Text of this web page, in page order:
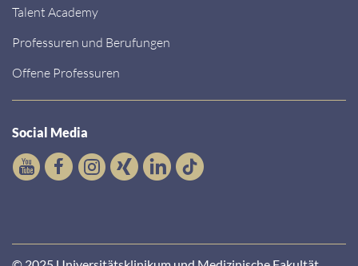
Talent Academy
Professuren und Berufungen
Offene Professuren
Social Media